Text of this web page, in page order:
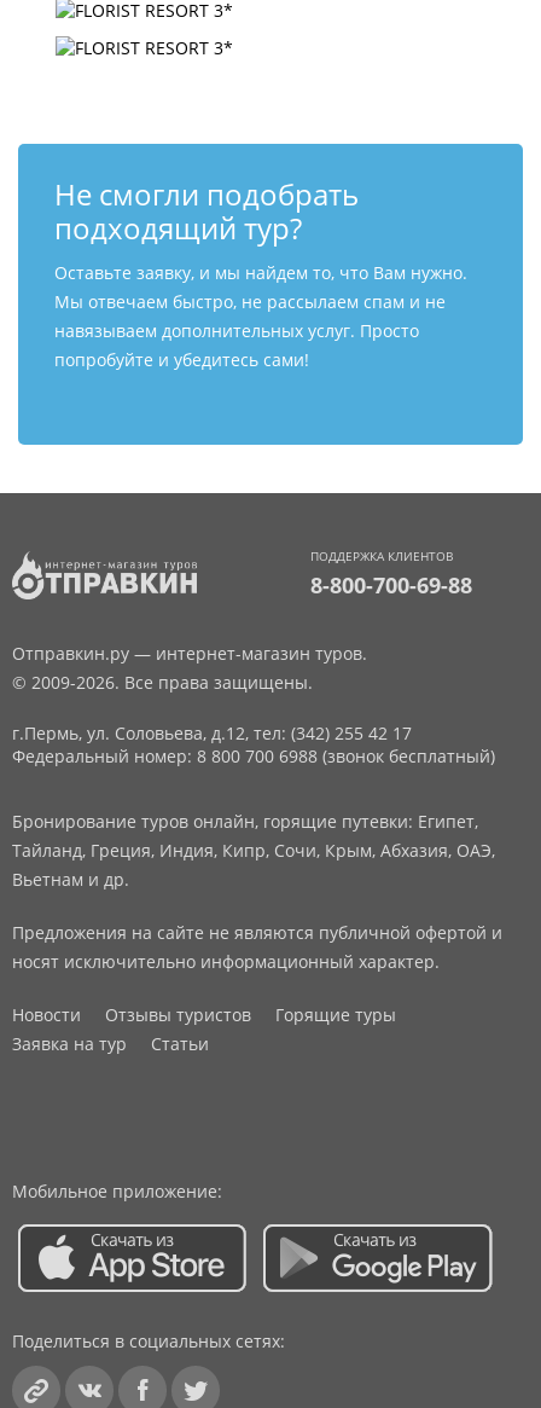
Не смогли подобрать
подходящий тур?
Оставьте заявку, и мы найдем то, что Вам нужно.
Мы отвечаем быстро, не рассылаем спам и не
навязываем дополнительных услуг. Просто
попробуйте и убедитесь сами!
ПОДДЕРЖКА КЛИЕНТОВ
8-800-700-69-88
Отправкин.ру — интернет-магазин туров.
© 2009-2026. Все права защищены.
г.Пермь, ул. Соловьева, д.12, тел: (342) 255 42 17
Федеральный номер: 8 800 700 6988 (звонок бесплатный)
Бронирование туров онлайн, горящие путевки: Египет,
Тайланд, Греция, Индия, Кипр, Сочи, Крым, Абхазия, ОАЭ,
Вьетнам и др.
Предложения на сайте не являются публичной офертой и
носят исключительно информационный характер.
Новости Отзывы туристов
Горящие туры
Заявка на тур
Статьи
Мобильное приложение:
Поделиться в социальных сетях: